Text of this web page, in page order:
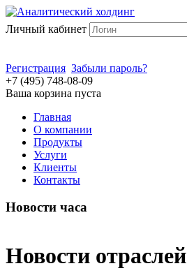
Личный кабинет
Регистрация Забыли пароль?
+7 (495) 748-08-09
Ваша корзина пуста
Главная
О компании
Продукты
Услуги
Клиенты
Контакты
Новости часа
Новости отраслей